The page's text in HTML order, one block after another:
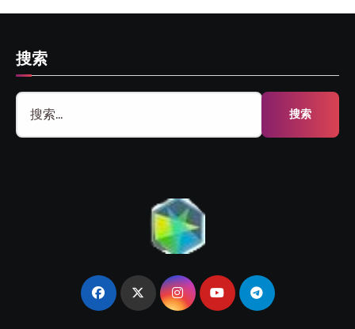
搜索
搜
索：